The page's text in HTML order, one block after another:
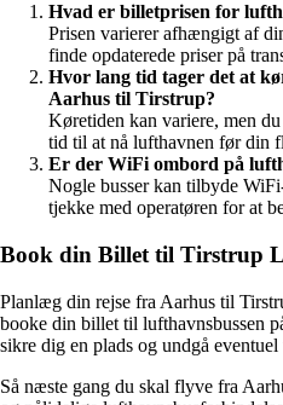
Hvad er billetprisen for
Prisen varierer afhængigt af
finde opdaterede priser på
Hvor lang tid tager det at
Aarhus til Tirstrup?
Køretiden kan variere, men
tid til at nå lufthavnen før din
Er der WiFi ombord på
Nogle busser kan tilbyde
tjekke med operatøren for at
Book din Billet til Tirstrup
Planlæg din rejse fra Aarhus til
booke din billet til lufthavnsbussen
sikre dig en plads og undgå
Så næste gang du skal flyve fra